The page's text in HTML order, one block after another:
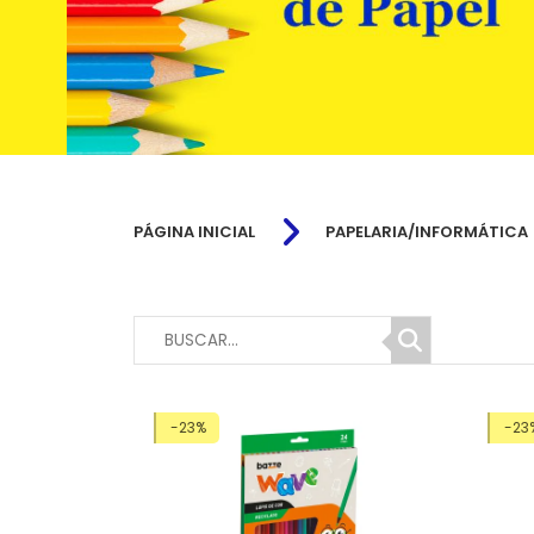
PÁGINA INICIAL PAPELARIA/INFORMÁTICA
-23% -